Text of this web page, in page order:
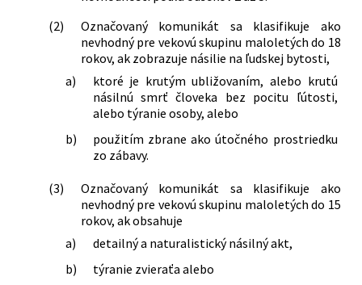
(2)
Označovaný komunikát sa klasifikuje ako
nevhodný pre vekovú skupinu maloletých do 18
rokov, ak zobrazuje násilie na ľudskej bytosti,
a)
ktoré je krutým ubližovaním, alebo krutú
násilnú smrť človeka bez pocitu ľútosti,
alebo týranie osoby, alebo
b)
použitím zbrane ako útočného prostriedku
zo zábavy.
(3)
Označovaný komunikát sa klasifikuje ako
nevhodný pre vekovú skupinu maloletých do 15
rokov, ak obsahuje
a)
detailný a naturalistický násilný akt,
b)
týranie zvieraťa alebo